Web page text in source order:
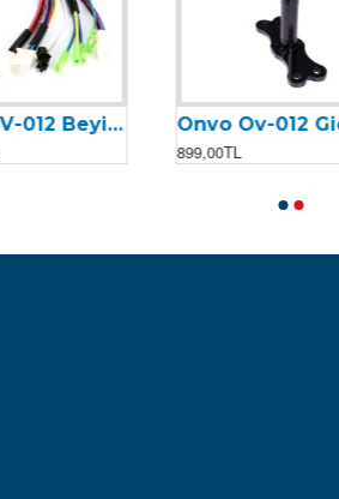
Onvo OV-012 Beyin (2024)
899,00TL